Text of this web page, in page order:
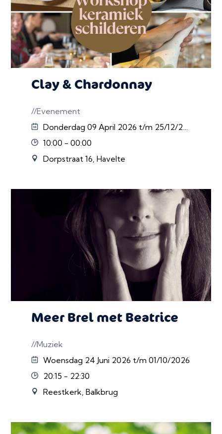
Clay & Chardonnay
//Evenement
Donderdag 09 April 2026 t/m 25/12/2026
10:00 - 00:00
Dorpstraat 16, Havelte
Meer Brel met Beatrice
//Muziek
Woensdag 24 Juni 2026 t/m 01/10/2026
20:15 - 22:30
Reestkerk, Balkbrug